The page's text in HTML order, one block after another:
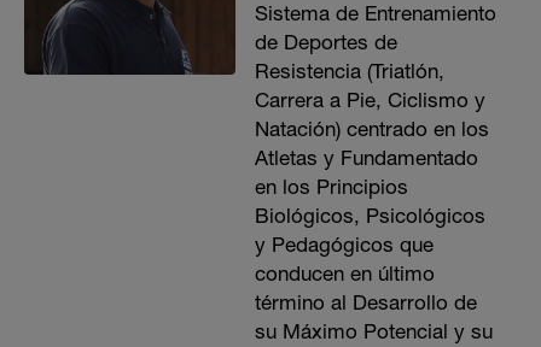
Sistema de Entrenamiento
de Deportes de
Resistencia (Triatlón,
Carrera a Pie, Ciclismo y
Natación) centrado en los
Atletas y Fundamentado
en los Principios
Biológicos, Psicológicos
y Pedagógicos que
conducen en último
término al Desarrollo de
su Máximo Potencial y su